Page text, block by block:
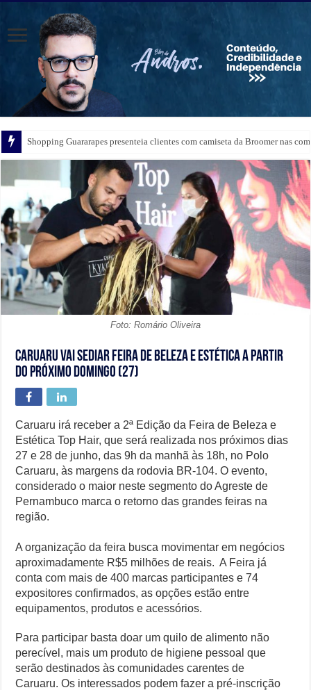
Shopping Guararapes presenteia clientes com camiseta da Broomer nas
Foto: Romário Oliveira
Caruaru vai sediar feira de beleza e estética a partir
do próximo domingo (27)
Caruaru irá receber a 2ª Edição da Feira de Beleza e
Estética Top Hair, que será realizada nos próximos dias
27 e 28 de junho, das 9h da manhã às 18h, no Polo
Caruaru, às margens da rodovia BR-104. O evento,
considerado o maior neste segmento do Agreste de
Pernambuco marca o retorno das grandes feiras na
região.
A organização da feira busca movimentar em negócios
aproximadamente R$5 milhões de reais. A Feira já
conta com mais de 400 marcas participantes e 74
expositores confirmados, as opções estão entre
equipamentos, produtos e acessórios.
Para participar basta doar um quilo de alimento não
perecível, mais um produto de higiene pessoal que
serão destinados às comunidades carentes de
Caruaru. Os interessados podem fazer a pré-inscrição